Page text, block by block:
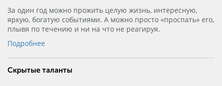
За один год можно прожить целую жизнь, интересную,
яркую, богатую событиями. А можно просто «проспать» его,
плывя по течению и ни на что не реагируя.
Подробнее
Скрытые таланты